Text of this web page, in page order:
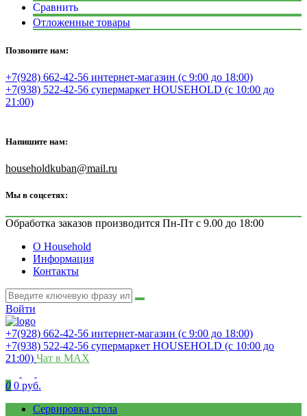
Сравнить
Отложенные товары
Позвоните нам:
+7(928) 662-42-56 интернет-магазин (с 9:00 до 18:00)
+7(938) 522-42-56 супермаркет HOUSEHOLD (с 10:00 до
21:00)
Напишите нам:
householdkuban@mail.ru
Мы в соцсетях:
Обработка заказов производится Пн-Пт с 9.00 до 18:00
О Household
Информация
Контакты
Войти
+7(928) 662-42-56 интернет-магазин (с 9:00 до 18:00)
+7(938) 522-42-56 супермаркет HOUSEHOLD (с 10:00 до
21:00) Чат в MAX
0 0 руб.
Сервировка стола